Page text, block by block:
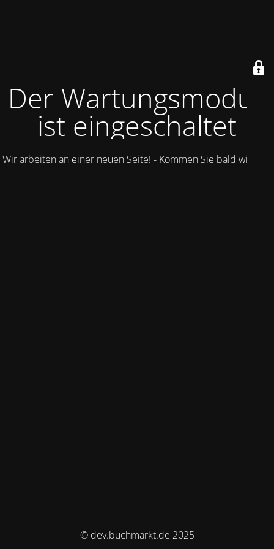
Der Wartungsmodus
ist eingeschaltet
Wir arbeiten an einer neuen Seite! - Kommen Sie bald wieder.
© dev.buchmarkt.de 2025